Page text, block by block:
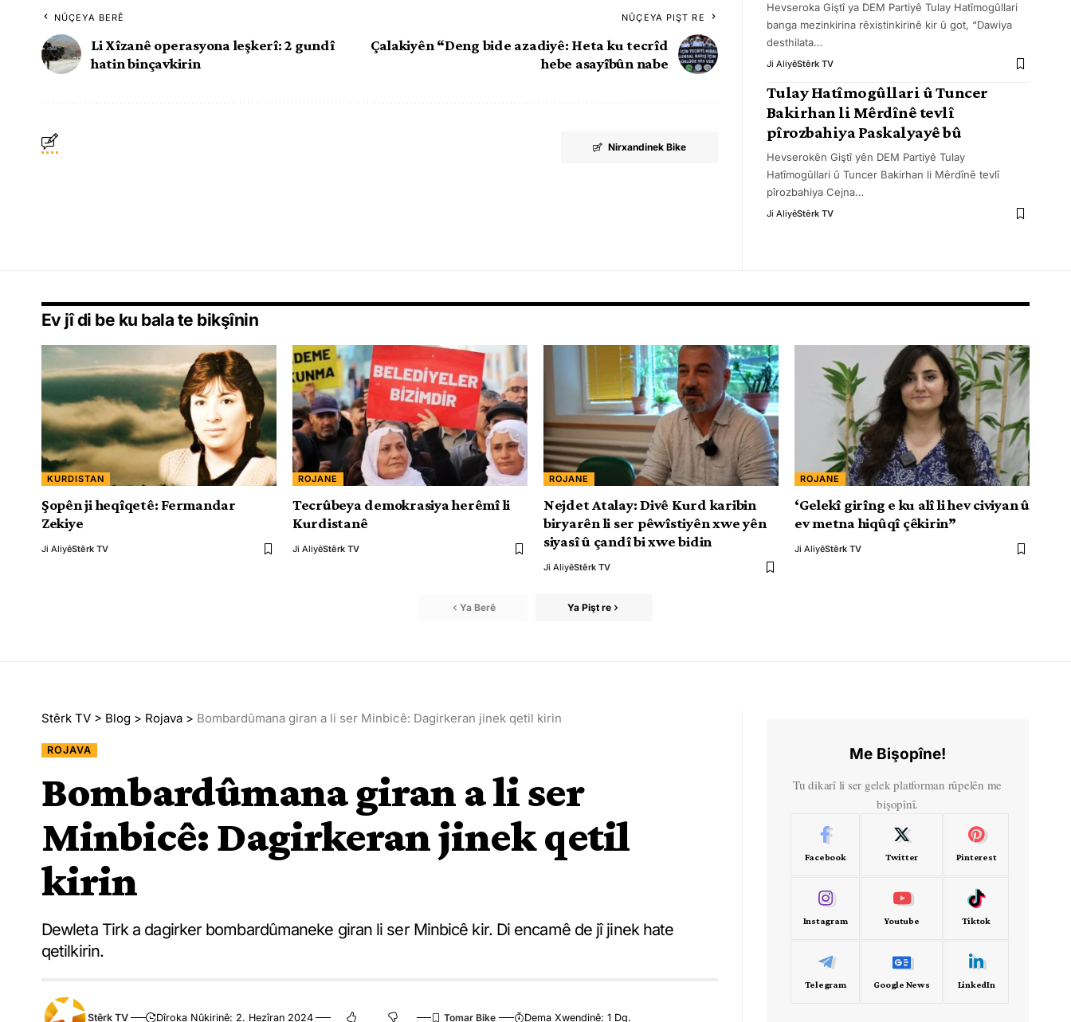
NÛÇEYA BERÊ
Li Xîzanê operasyona leşkerî: 2 gundî
hatin binçavkirin
NÛÇEYA PIŞT RE
Çalakiyên “Deng bide azadiyê: Heta ku tecrîd
hebe asayîbûn nabe
Nirxandinek Bike
Hevseroka Giştî ya DEM Partiyê Tulay Hatîmogûllari
banga mezinkirina rêxistinkirinê kir û got, “Dawiya
desthilata…
Ji AliyêStêrk TV
Tulay Hatîmogûllari û Tuncer
Bakirhan li Mêrdînê tevlî
pîrozbahiya Paskalyayê bû
Hevserokên Giştî yên DEM Partiyê Tulay
Hatîmogûllari û Tuncer Bakirhan li Mêrdînê tevlî
pîrozbahiya Cejna…
Ji AliyêStêrk TV
Ev jî di be ku bala te bikşînin
KURDISTAN
Şopên ji heqîqetê: Fermandar
Zekiye
Ji AliyêStêrk TV
ROJANE
Tecrûbeya demokrasiya herêmî li
Kurdistanê
Ji AliyêStêrk TV
ROJANE
Nejdet Atalay: Divê Kurd karibin
biryarên li ser pêwîstiyên xwe yên
siyasî û çandî bi xwe bidin
Ji AliyêStêrk TV
ROJANE
‘Gelekî girîng e ku alî li hev civiyan û
ev metna hiqûqî çêkirin”
Ji AliyêStêrk TV
Ya Berê Ya Pişt re
Stêrk TV > Blog > Rojava > Bombardûmana giran a li ser Minbicê: Dagirkeran jinek qetil kirin
ROJAVA
Bombardûmana giran a li ser
Minbicê: Dagirkeran jinek qetil
kirin
Dewleta Tirk a dagirker bombardûmaneke giran li ser Minbicê kir. Di encamê de jî jinek hate
qetilkirin.
Stêrk TV Dîroka Nûkirinê: 2. Hezîran 2024 Dema Xwendinê: 1 Dq.
Me Bişopîne!
Tu dikarî li ser gelek platforman rûpelên me
bişopînî.
Facebook Twitter Pinterest
Instagram Youtube Tiktok
Telegram Google News LinkedIn